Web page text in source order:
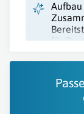
Aufbau
für